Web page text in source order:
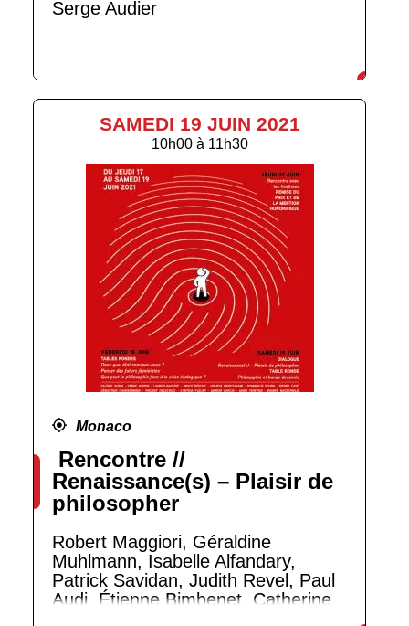
Serge Audier
SAMEDI 19 JUIN 2021
10h00à 11h30
Monaco
Rencontre //
Renaissance(s) – Plaisir de
philosopher
Robert Maggiori, Géraldine
Muhlmann, Isabelle Alfandary,
Patrick Savidan, Judith Revel, Paul
Audi, Étienne Bimbenet, Catherine